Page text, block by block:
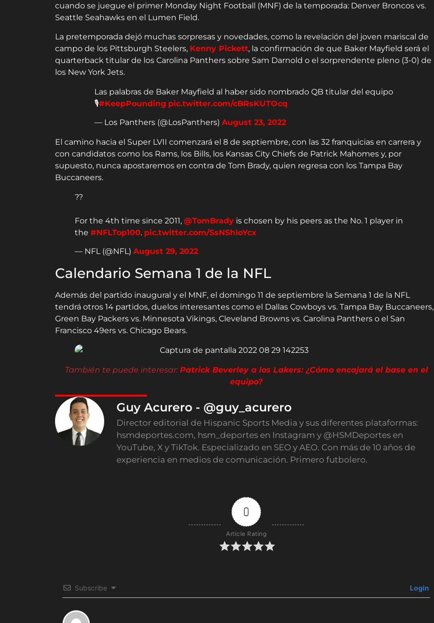
cuando se juegue el primer Monday Night Football (MNF) de la temporada: Denver Broncos vs.
Seattle Seahawks en el Lumen Field.
La pretemporada dejó muchas sorpresas y novedades, como la revelación del joven mariscal de
campo de los Pittsburgh Steelers, Kenny Pickett, la confirmación de que Baker Mayfield será el
quarterback titular de los Carolina Panthers sobre Sam Darnold o el sorprendente pleno (3-0) de
los New York Jets.
Las palabras de Baker Mayfield al haber sido nombrado QB titular del equipo
🎙️#KeepPounding pic.twitter.com/cBRsKUTOcq
— Los Panthers (@LosPanthers) August 23, 2022
El camino hacia el Super LVII comenzará el 8 de septiembre, con las 32 franquicias en carrera y
con candidatos como los Rams, los Bills, los Kansas City Chiefs de Patrick Mahomes y, por
supuesto, nunca apostaremos en contra de Tom Brady, quien regresa con los Tampa Bay
Buccaneers.
??
For the 4th time since 2011, @TomBrady is chosen by his peers as the No. 1 player in
the #NFLTop100. pic.twitter.com/SsNShIoYcx
— NFL (@NFL) August 29, 2022
Calendario Semana 1 de la NFL
Además del partido inaugural y el MNF, el domingo 11 de septiembre la Semana 1 de la NFL
tendrá otros 14 partidos, duelos interesantes como el Dallas Cowboys vs. Tampa Bay Buccaneers,
Green Bay Packers vs. Minnesota Vikings, Cleveland Browns vs. Carolina Panthers o el San
Francisco 49ers vs. Chicago Bears.
También te puede interesar: Patrick Beverley a los Lakers: ¿Cómo encajará el base en el
equipo?
Guy Acurero - @guy_acurero
Director editorial de Hispanic Sports Media y sus diferentes plataformas:
hsmdeportes.com, hsm_deportes en Instagram y @HSMDeportes en
YouTube, X y TikTok. Especializado en SEO y AEO. Con más de 10 años de
experiencia en medios de comunicación. Primero futbolero.
0
Article Rating
Subscribe Login